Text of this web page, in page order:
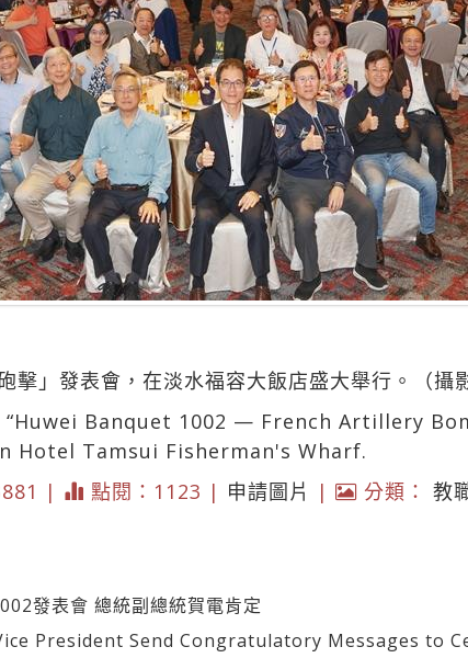
擊」發表會，在淡水福容大飯店盛大舉行。（攝
Banquet 1002 — French Artillery
Hotel Tamsui Fisherman's Wharf.
|
點閱：1123 | 申請圖片 | 分類： 教
發表會 總統副總統賀電肯定
President Send Congratulatory Messages to